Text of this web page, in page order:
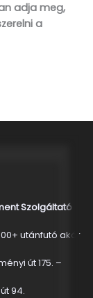
adja meg,
a
Szolgáltató
utánfutó akár
út 175. –
94.